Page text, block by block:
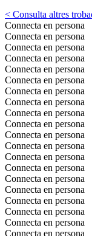
< Consulta altres
Connecta en persona
Connecta en persona
Connecta en persona
Connecta en persona
Connecta en persona
Connecta en persona
Connecta en persona
Connecta en persona
Connecta en persona
Connecta en persona
Connecta en persona
Connecta en persona
Connecta en persona
Connecta en persona
Connecta en persona
Connecta en persona
Connecta en persona
Connecta en persona
Connecta en persona
Connecta en persona